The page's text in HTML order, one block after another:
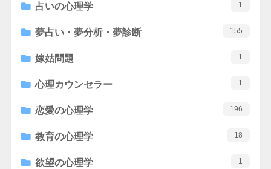
占いの心理学 1
夢占い・夢分析・夢診断 155
嫁姑問題 1
心理カウンセラー 1
恋愛の心理学 196
教育の心理学 18
欲望の心理学 1